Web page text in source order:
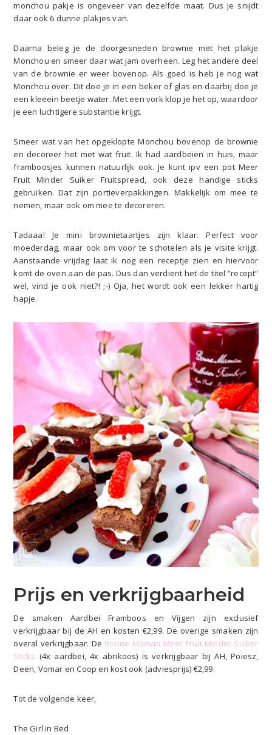
monchou pakje is ongeveer van dezelfde maat. Dus je snijdt
daar ook 6 dunne plakjes van.
Daarna beleg je de doorgesneden brownie met het plakje
Monchou en smeer daar wat jam overheen. Leg het andere deel
van de brownie er weer bovenop. Als goed is heb je nog wat
Monchou over. Dit doe je in een beker of glas en daarbij doe je
een kleeein beetje water. Met een vork klop je het op, waardoor
je een luchtigere substantie krijgt.
Smeer wat van het opgeklopte Monchou bovenop de brownie
en decoreer het met wat fruit. Ik had aardbeien in huis, maar
framboosjes kunnen natuurlijk ook. Je kunt ipv een pot Meer
Fruit Minder Suiker Fruitspread, ook deze handige sticks
gebruiken. Dat zijn portieverpakkingen. Makkelijk om mee te
nemen, maar ook om mee te decoreren.
Tadaaa! Je mini brownietaartjes zijn klaar. Perfect voor
moederdag, maar ook om voor te schotelen als je visite krijgt.
Aanstaande vrijdag laat ik nog een receptje zien en hiervoor
komt de oven aan de pas. Dus dan verdient het de titel “recept”
wel, vind je ook niet?! ;-) Oja, het wordt ook een lekker hartig
hapje.
Prijs en verkrijgbaarheid
De smaken Aardbei Framboos en Vijgen zijn exclusief
verkrijgbaar bij de AH en kosten €2,99. De overige smaken zijn
overal verkrijgbaar. De Bonne Maman Meer Fruit Minder Suiker
Sticks (4x aardbei, 4x abrikoos) is verkrijgbaar bij AH, Poiesz,
Deen, Vomar en Coop en kost ook (adviesprijs) €2,99.
Tot de volgende keer,
The Girl in Bed